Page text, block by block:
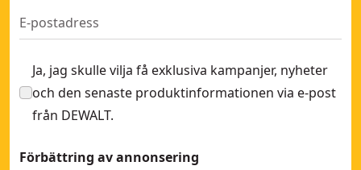
Ja, jag skulle vilja få exklusiva kampanjer, nyheter
och den senaste produktinformationen via e-post
från DEWALT.
Förbättring av annonsering